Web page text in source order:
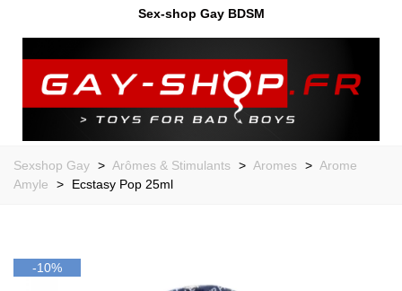
Sex-shop Gay BDSM
Sexshop Gay > Arômes & Stimulants > Aromes > Arome
Amyle
> Ecstasy Pop 25ml
-10%